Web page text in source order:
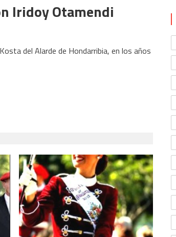
Iridoy Otamendi
del Alarde de Hondarribia, en los años